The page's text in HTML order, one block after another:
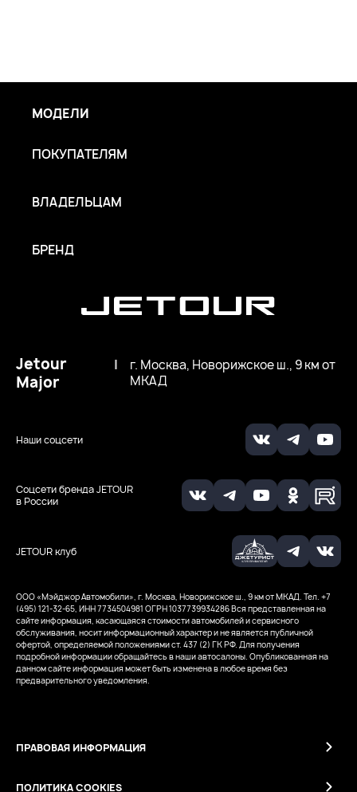
JETOUR клуб
Соцсети бренда JETOUR
в России
Наши соцсети
Jetour
Major
|
г. Москва, Новорижское ш., 9 км от
МКАД
МОДЕЛИ
ПОКУПАТЕЛЯМ
ВЛАДЕЛЬЦАМ
БРЕНД
ООО «Мэйджор Автомобили», г. Москва, Новорижское ш., 9 км от МКАД. Тел. +7
(495) 121-32-65, ИНН 7734504981 ОГРН 1037739934286Вся представленная на
сайте информация, касающаяся стоимости автомобилей и сервисного
обслуживания, носит информационный характер и не является публичной
офертой, определяемой положениями ст. 437 (2) ГК РФ. Для получения
подробной информации обращайтесь в наши автосалоны. Опубликованная на
данном сайте информация может быть изменена в любое время без
предварительного уведомления.
ПРАВОВАЯ ИНФОРМАЦИЯ
ПОЛИТИКА COOKIES